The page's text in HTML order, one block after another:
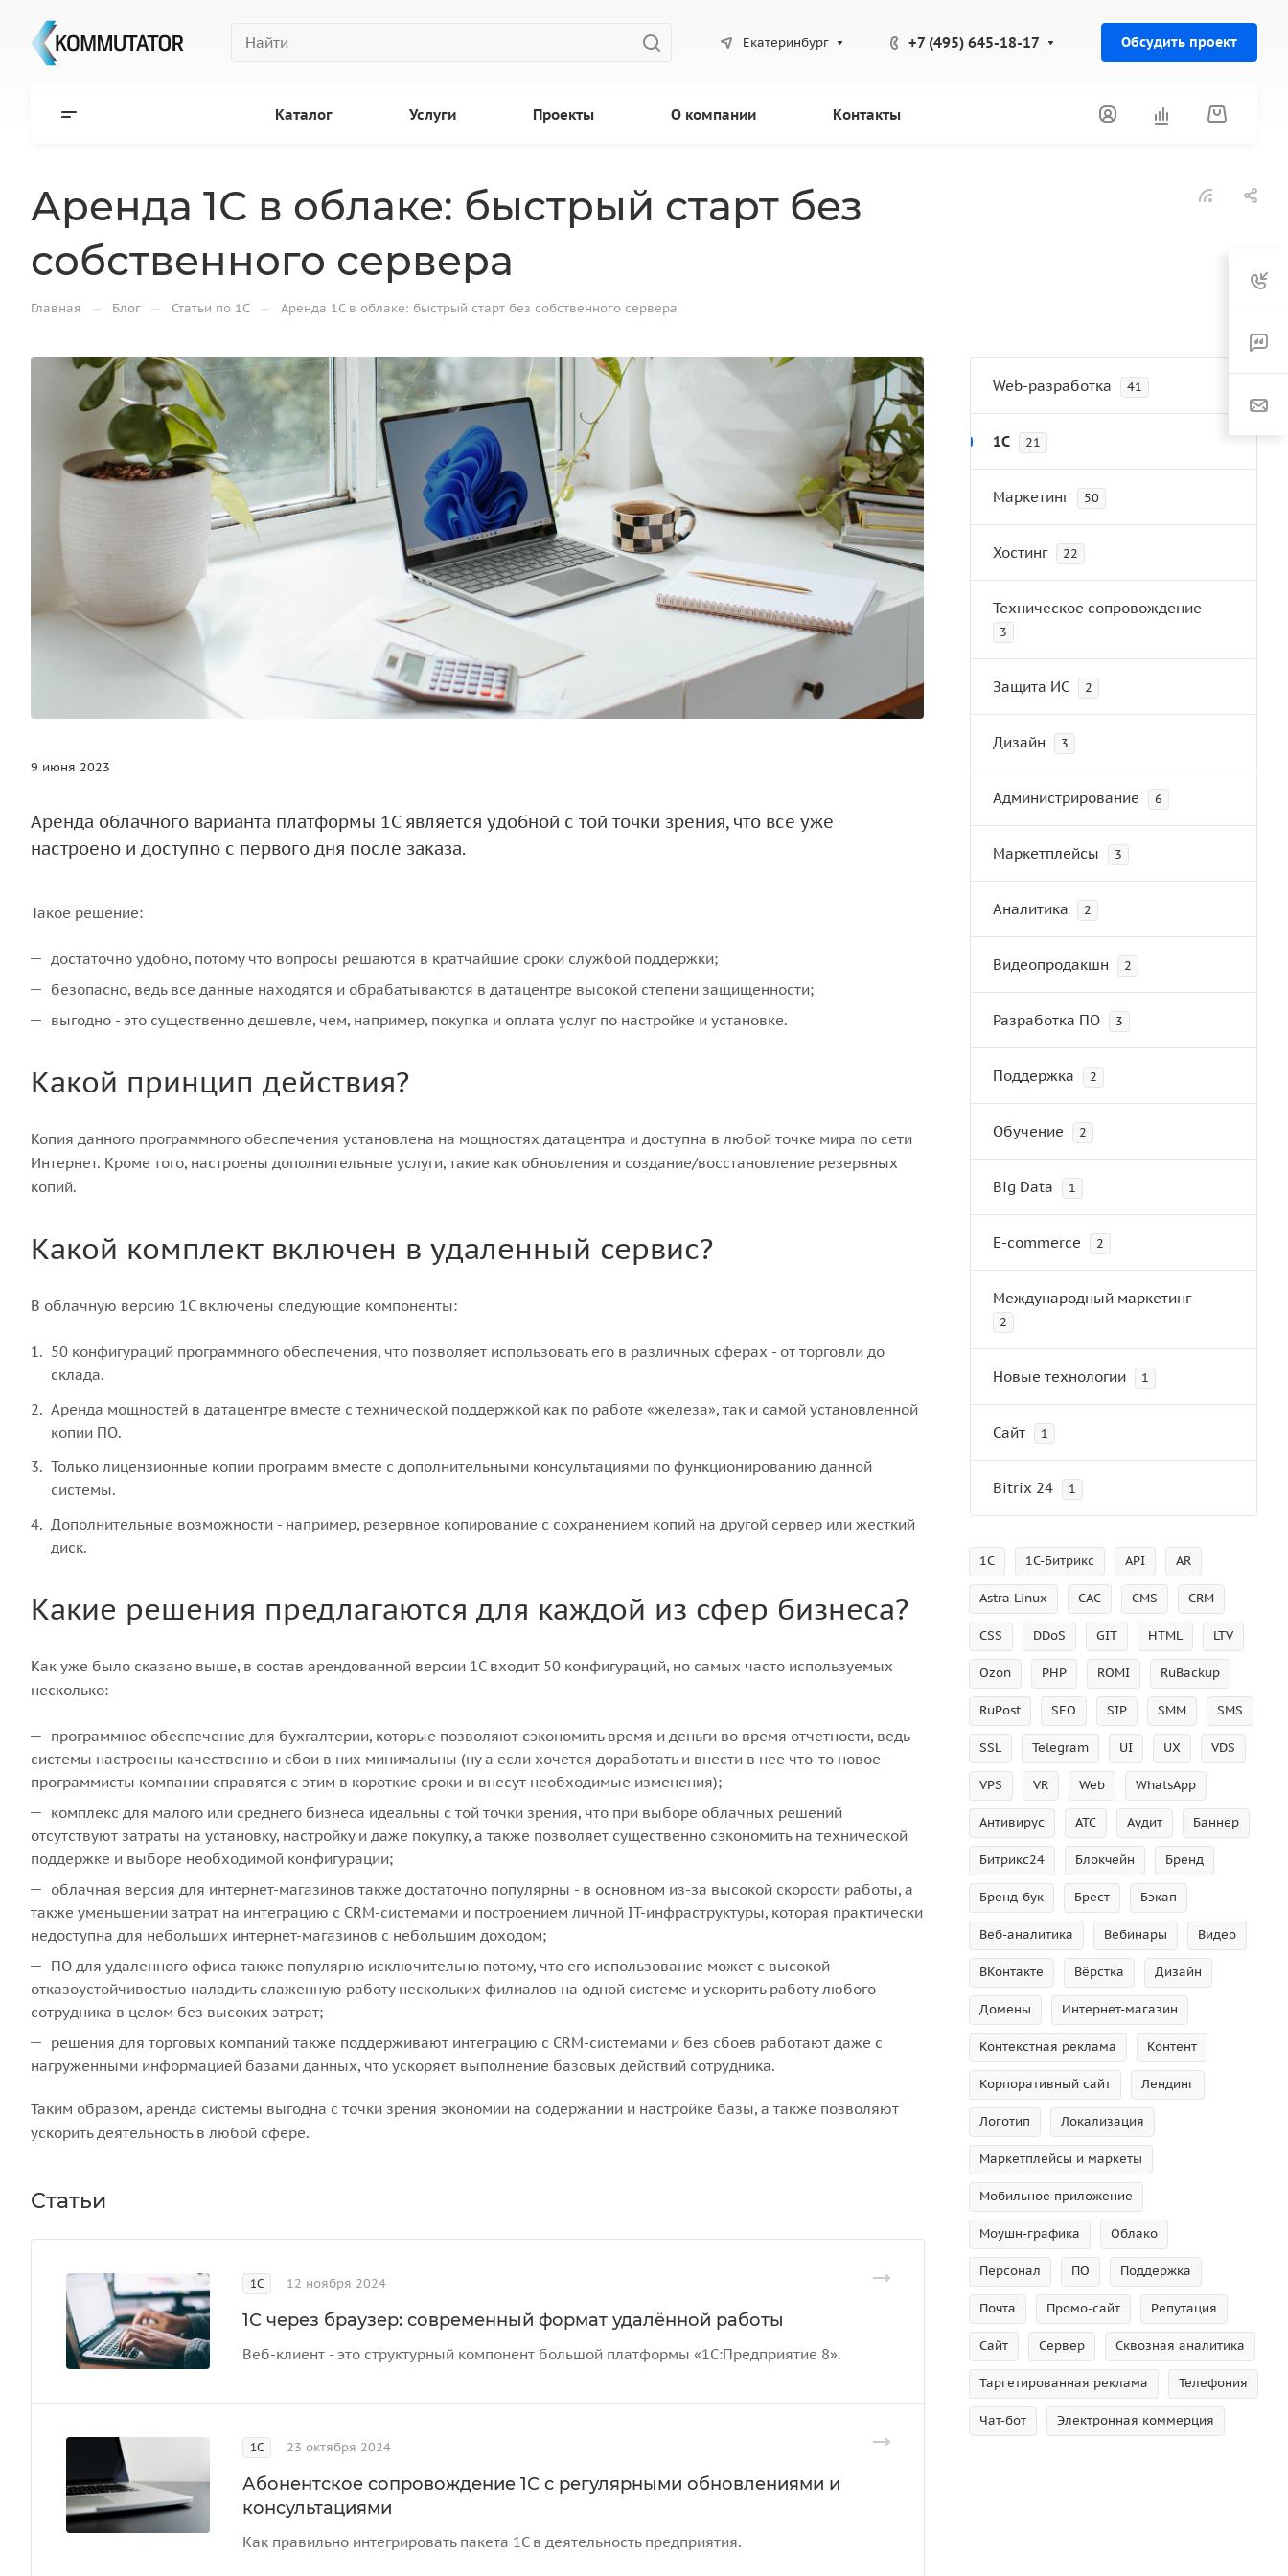
Екатеринбург +7 (495) 645-18-17 Обсудить проект
Каталог Услуги Проекты О компании Контакты
Аренда 1С в облаке: быстрый старт без
собственного сервера
Главная — Блог — Статьи по 1С — Аренда 1С в облаке: быстрый старт без собственного сервера
9 июня 2023
Аренда облачного варианта платформы 1С является удобной с той точки зрения, что все уже
настроено и доступно с первого дня после заказа.
Такое решение:
достаточно удобно, потому что вопросы решаются в кратчайшие сроки службой поддержки;
безопасно, ведь все данные находятся и обрабатываются в датацентре высокой степени защищенности;
выгодно - это существенно дешевле, чем, например, покупка и оплата услуг по настройке и установке.
Какой принцип действия?
Копия данного программного обеспечения установлена на мощностях датацентра и доступна в любой точке мира по сети
Интернет. Кроме того, настроены дополнительные услуги, такие как обновления и создание/восстановление резервных
копий.
Какой комплект включен в удаленный сервис?
В облачную версию 1С включены следующие компоненты:
50 конфигураций программного обеспечения, что позволяет использовать его в различных сферах - от торговли до
склада.
Аренда мощностей в датацентре вместе с технической поддержкой как по работе «железа», так и самой установленной
копии ПО.
Только лицензионные копии программ вместе с дополнительными консультациями по функционированию данной
системы.
Дополнительные возможности - например, резервное копирование с сохранением копий на другой сервер или жесткий
диск.
Какие решения предлагаются для каждой из сфер бизнеса?
Как уже было сказано выше, в состав арендованной версии 1С входит 50 конфигураций, но самых часто используемых
несколько:
программное обеспечение для бухгалтерии, которые позволяют сэкономить время и деньги во время отчетности, ведь
системы настроены качественно и сбои в них минимальны (ну а если хочется доработать и внести в нее что-то новое -
программисты компании справятся с этим в короткие сроки и внесут необходимые изменения);
комплекс для малого или среднего бизнеса идеальны с той точки зрения, что при выборе облачных решений
отсутствуют затраты на установку, настройку и даже покупку, а также позволяет существенно сэкономить на технической
поддержке и выборе необходимой конфигурации;
облачная версия для интернет-магазинов также достаточно популярны - в основном из-за высокой скорости работы, а
также уменьшении затрат на интеграцию с CRM-системами и построением личной IT-инфраструктуры, которая практически
недоступна для небольших интернет-магазинов с небольшим доходом;
ПО для удаленного офиса также популярно исключительно потому, что его использование может с высокой
отказоустойчивостью наладить слаженную работу нескольких филиалов на одной системе и ускорить работу любого
сотрудника в целом без высоких затрат;
решения для торговых компаний также поддерживают интеграцию с CRM-системами и без сбоев работают даже с
нагруженными информацией базами данных, что ускоряет выполнение базовых действий сотрудника.
Таким образом, аренда системы выгодна с точки зрения экономии на содержании и настройке базы, а также позволяют
ускорить деятельность в любой сфере.
Статьи
1С 12 ноября 2024
1С через браузер: современный формат удалённой работы
Веб-клиент - это структурный компонент большой платформы «1С:Предприятие 8».
1С 23 октября 2024
Абонентское сопровождение 1С с регулярными обновлениями и
консультациями
Как правильно интегрировать пакета 1С в деятельность предприятия.
Web-разработка 41
1С 21
Маркетинг 50
Хостинг 22
Техническое сопровождение
3
Защита ИС 2
Дизайн 3
Администрирование 6
Маркетплейсы 3
Аналитика 2
Видеопродакшн 2
Разработка ПО 3
Поддержка 2
Обучение 2
Big Data 1
E-commerce 2
Международный маркетинг
2
Новые технологии 1
Сайт 1
Bitrix 24 1
1С 1С-Битрикс API AR
Astra Linux CAC CMS CRM
CSS DDoS GIT HTML LTV
Ozon PHP ROMI RuBackup
RuPost SEO SIP SMM SMS
SSL Telegram UI UX VDS
VPS VR Web WhatsApp
Антивирус АТС Аудит Баннер
Битрикс24 Блокчейн Бренд
Бренд-бук Брест Бэкап
Веб-аналитика Вебинары Видео
ВКонтакте Вёрстка Дизайн
Домены Интернет-магазин
Контекстная реклама Контент
Корпоративный сайт Лендинг
Логотип Локализация
Маркетплейсы и маркеты
Мобильное приложение
Моушн-графика Облако
Персонал ПО Поддержка
Почта Промо-сайт Репутация
Сайт Сервер Сквозная аналитика
Таргетированная реклама Телефония
Чат-бот Электронная коммерция